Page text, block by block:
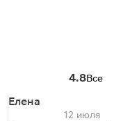
4.8Все
Елена
12 июля